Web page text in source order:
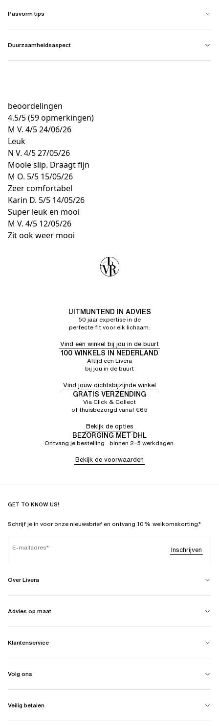
Pasvorm tips
Duurzaamheidsaspect
beoordelingen
4.5/5(59 opmerkingen)
M V. 4/524/06/26
Leuk
N V. 4/527/05/26
Mooie slip. Draagt fijn
M O. 5/5 15/05/26
Zeer comfortabel
Karin D. 5/5 14/05/26
Super leuk en mooi
M V. 4/5 12/05/26
Zit ook weer mooi
UITMUNTEND IN ADVIES
50 jaar expertise in de
perfecte fit voor elk lichaam.
Vind een winkel bij jou in de buurt
100 WINKELS IN NEDERLAND
Altijd een Livera
bij jou in de buurt
Vind jouw dichtsbijzijnde winkel
GRATIS VERZENDING
Via Click & Collect
of thuisbezorgd vanaf €65
Bekijk de opties
BEZORGING MET DHL
Ontvang je bestelling binnen 2–5 werkdagen.
Bekijk de voorwaarden
GET TO KNOW US!
Schrijf je in voor onze nieuwsbrief en ontvang 10% welkomskorting.*
E-mailadres Inschrijven
Over Livera
Advies op maat
Klantenservice
Volg ons
Veilig betalen